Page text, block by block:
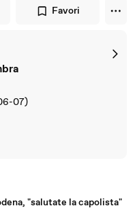
Favori
07)
"salutate la capolista"